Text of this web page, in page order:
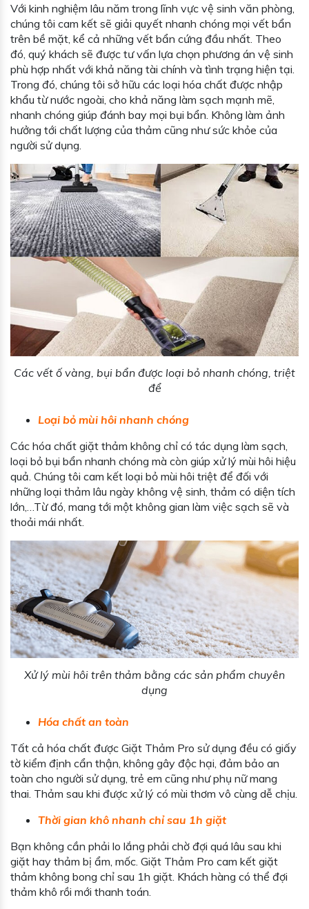
Với kinh nghiệm lâu năm trong lĩnh vực vệ sinh văn phòng,
chúng tôi cam kết sẽ giải quyết nhanh chóng mọi vết bẩn
trên bề mặt, kể cả những vết bẩn cứng đầu nhất. Theo
đó, quý khách sẽ được tư vấn lựa chọn phương án vệ sinh
phù hợp nhất với khả năng tài chính và tình trạng hiện tại.
Trong đó, chúng tôi sở hữu các loại hóa chất được nhập
khẩu từ nước ngoài, cho khả năng làm sạch mạnh mẽ,
nhanh chóng giúp đánh bay mọi bụi bẩn. Không làm ảnh
hưởng tới chất lượng của thảm cũng như sức khỏe của
người sử dụng.
Các vết ố vàng, bụi bẩn được loại bỏ nhanh chóng, triệt
để
Loại bỏ mùi hôi nhanh chóng
Các hóa chất giặt thảm không chỉ có tác dụng làm sạch,
loại bỏ bụi bẩn nhanh chóng mà còn giúp xử lý mùi hôi hiệu
quả. Chúng tôi cam kết loại bỏ mùi hôi triệt để đối với
những loại thảm lâu ngày không vệ sinh, thảm có diện tích
lớn,…Từ đó, mang tới một không gian làm việc sạch sẽ và
thoải mái nhất.
Xử lý mùi hôi trên thảm bằng các sản phẩm chuyên
dụng
Hóa chất an toàn
Tất cả hóa chất được Giặt Thảm Pro sử dụng đều có giấy
tờ kiểm định cẩn thận, không gây độc hại, đảm bảo an
toàn cho người sử dụng, trẻ em cũng như phụ nữ mang
thai. Thảm sau khi được xử lý có mùi thơm vô cùng dễ chịu.
Thời gian khô nhanh chỉ sau 1h giặt
Bạn không cần phải lo lắng phải chờ đợi quá lâu sau khi
giặt hay thảm bị ẩm, mốc. Giặt Thảm Pro cam kết giặt
thảm không bong chỉ sau 1h giặt. Khách hàng có thể đợi
thảm khô rồi mới thanh toán.